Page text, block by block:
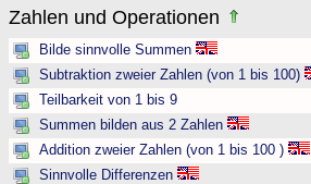
Zahlen und Operationen
Bilde sinnvolle Summen
Subtraktion zweier Zahlen (von 1 bis 100)
Teilbarkeit von 1 bis 9
Summen bilden aus 2 Zahlen
Addition zweier Zahlen (von 1 bis 100 )
Sinnvolle Differenzen